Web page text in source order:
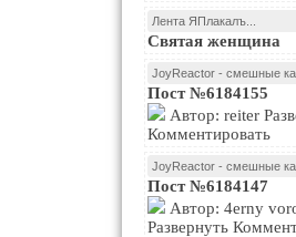
Лента ЯПлакалъ...
Святая женщина
JoyReactor - смешные
Пост №6184155
Комментировать
JoyReactor - смешные
Пост №6184147
Развернуть